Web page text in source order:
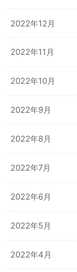
2022年12月
2022年11月
2022年10月
2022年9月
2022年8月
2022年7月
2022年6月
2022年5月
2022年4月